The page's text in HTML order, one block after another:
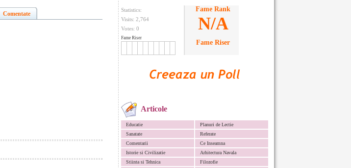
Statistics:
Visits: 2,764
Votes: 0
Fame Riser
Fame Rank
N/A
Fame Riser
Articole
Educatie
Planuri de Lectie
Sanatate
Referate
Comentarii
Ce Inseamna
Istorie si Civilizatie
Arhitectura Navala
Stiinta si Tehnica
Filozofie
Comentate